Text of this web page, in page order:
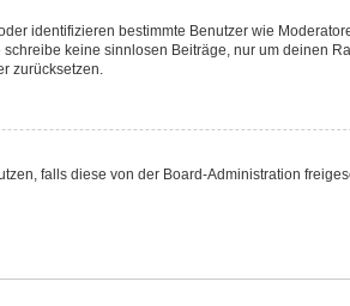
identifizieren bestimmte Benutzer wie
keine sinnlosen Beiträge, nur um deinen
zurücksetzen.
falls diese von der Board-Administration